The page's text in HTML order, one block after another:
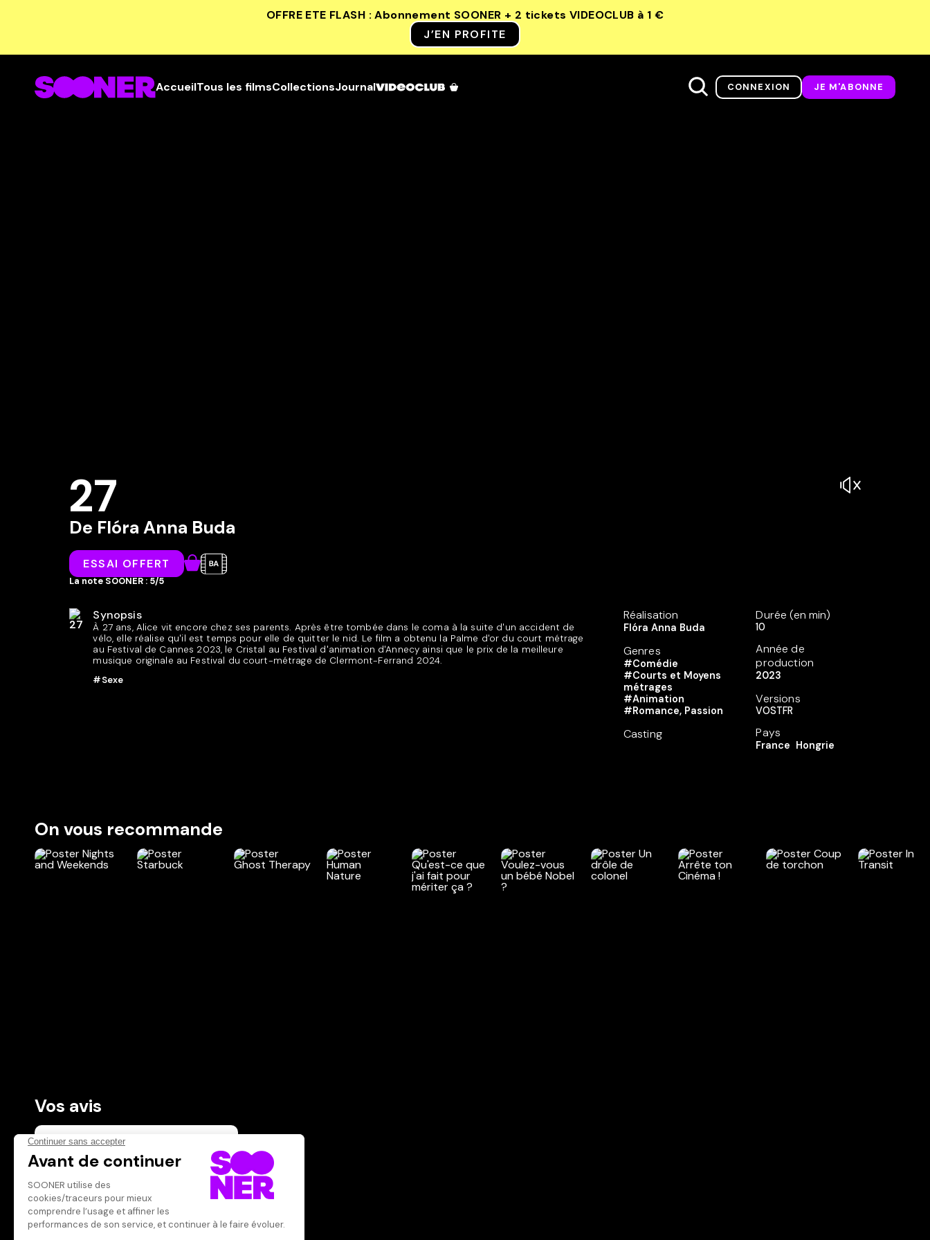
OFFRE ETE FLASH : Abonnement SOONER + 2 tickets VIDEOCLUB à 1 €
J’EN PROFITE
AccueilTous les filmsCollectionsJournal CONNEXION JE M'ABONNE
27
De Flóra Anna Buda
ESSAI OFFERT
La note SOONER : 5/5
Synopsis
À 27 ans, Alice vit encore chez ses parents. Après être tombée dans le coma à la suite d'un accident de
vélo, elle réalise qu'il est temps pour elle de quitter le nid. Le film a obtenu la Palme d'or du court métrage
au Festival de Cannes 2023, le Cristal au Festival d'animation d'Annecy ainsi que le prix de la meilleure
musique originale au Festival du court-métrage de Clermont-Ferrand 2024.
#Sexe
Réalisation
Flóra Anna Buda
Genres
#Comédie
#Courts et Moyens
métrages
#Animation
#Romance, Passion
Casting
Durée (en min)
10
Année de
production
2023
Versions
VOSTFR
Pays
France Hongrie
On vous recommande
Vos avis
Donnez votre avis
Votre note
Votre commentaire
Il faut vous connecter pour
publier un avis